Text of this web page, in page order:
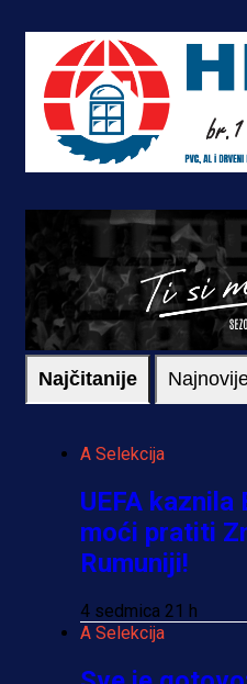
Najčitanije
A Selekcija
UEFA
moći pratiti
Rumuniji!
4 sedmica 21 h
A Selekcija